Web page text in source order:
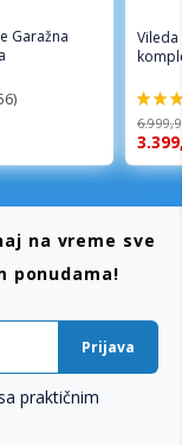
Garažna
92%
na vreme sve
ponudama!
Prijava
praktičnim